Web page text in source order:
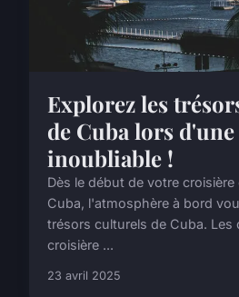
Explorez les
de Cuba lors
inoubliable !
Dès le début de votre croisière
Cuba, l'atmosphère à bord
trésors culturels de Cuba. Les
croisière ...
23 avril 2025